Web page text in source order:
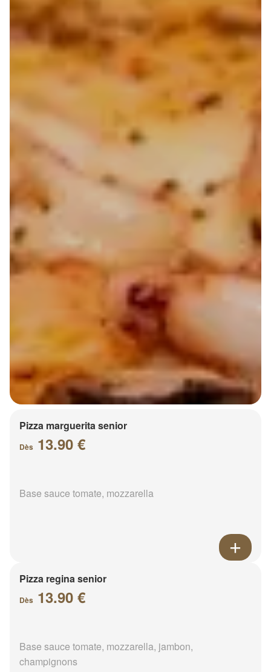
Pizza marguerita senior
Dès 13.90 €
Base sauce tomate, mozzarella
Pizza regina senior
Dès 13.90 €
Base sauce tomate, mozzarella, jambon,
champignons